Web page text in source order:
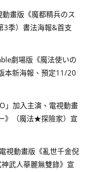
畫版《魔都精兵のス
3季）書法海報&首支
劇場版《魔法使いの
本新海報、預定11/20
」加入主演、電視動畫
》（魔法★探險家）宣
視動畫版《亂世千金倪
武人華麗無雙錄》宣